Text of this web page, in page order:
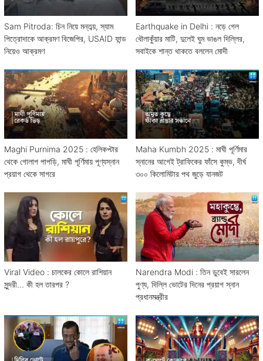
Sam Pitroda: চিন নিয়ে মন্তব্য়, স্যাম
পিত্রোদাকে আক্রমণ বিজেপির, USAID ফান্ড
নিয়েও আক্রমণ
Earthquake in Delhi : নড়ে গেল
ধৌলাকুঁয়ার মাটি, দুলেই ঘুম ভাঙল দিল্লির,
সবাইকে শান্ত থাকতে বললেন মোদী
Maghi Purnima 2025 : হেলিকপ্টার
থেকে গোলাপ পাপড়ি, মাঘী পূর্ণিমায় পূণ্যস্নান
প্রয়াগ থেকে সাগরে
Maha Kumbh 2025 : মাঘী পূর্ণিমার
স্নানের আগেই ট্রাফিকের ফাঁসে কুম্ভ, দীর্ঘ
৩০০ কিলোমিটার পথ জুড়ে যানজট
Viral Video : চালকের কোলে রাশিয়ান
সুন্দরী... কী হল তারপর ?
Narendra Modi : তিন ডুবেই সারলেন
পুণ্য, দিল্লি ভোটের দিনের প্রয়াগ স্নান
প্রধানমন্ত্রীর